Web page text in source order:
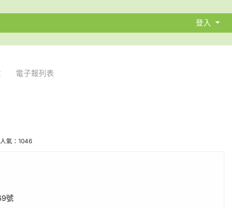
登入
電子報列表
氣：1046
號